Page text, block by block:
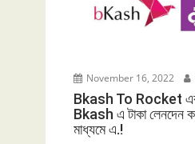
November 16, 2022
Bkash To Rocket
Bkash এ টাকা লেনদেন
মাধ্যমে এ.!